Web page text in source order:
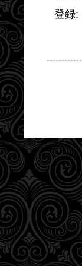
登録: